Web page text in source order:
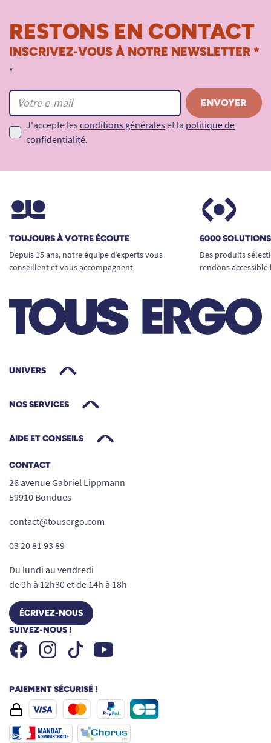
RESTONS EN CONTACT
INSCRIVEZ-VOUS À NOTRE NEWSLETTER *
*
J'accepte les conditions générales et la politique de
confidentialité.
TOUJOURS À VOTRE ÉCOUTE
Depuis 15 ans, notre équipe d’experts vous
conseillent et vous accompagnent
6000
Des produits
rendons
UNIVERS
NOS SERVICES
AIDE ET CONSEILS
CONTACT
26 avenue Gabriel Lippmann
59910 Bondues
contact@tousergo.com
03 20 81 93 89
Du lundi au vendredi
de 9h à 12h30 et de 14h à 18h
ÉCRIVEZ-NOUS
SUIVEZ-NOUS !
FacebookInstagramTiktok Youtube
PAIEMENT SÉCURISÉ !